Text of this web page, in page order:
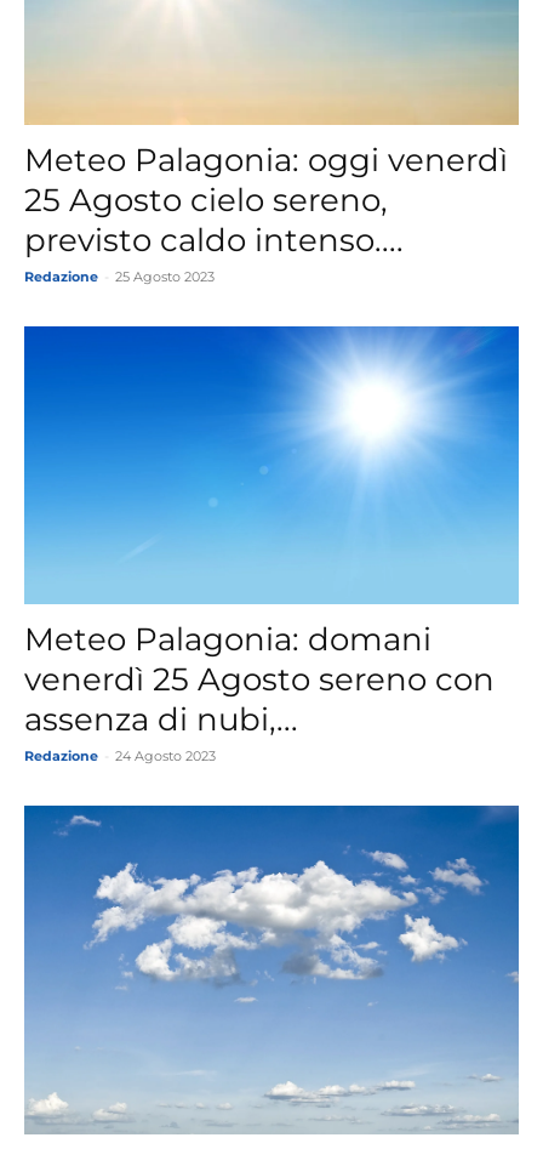
Meteo Palagonia: oggi venerdì
25 Agosto cielo sereno,
previsto caldo intenso....
Redazione 25 Agosto 2023
Meteo Palagonia: domani
venerdì 25 Agosto sereno con
assenza di nubi,...
Redazione 24 Agosto 2023